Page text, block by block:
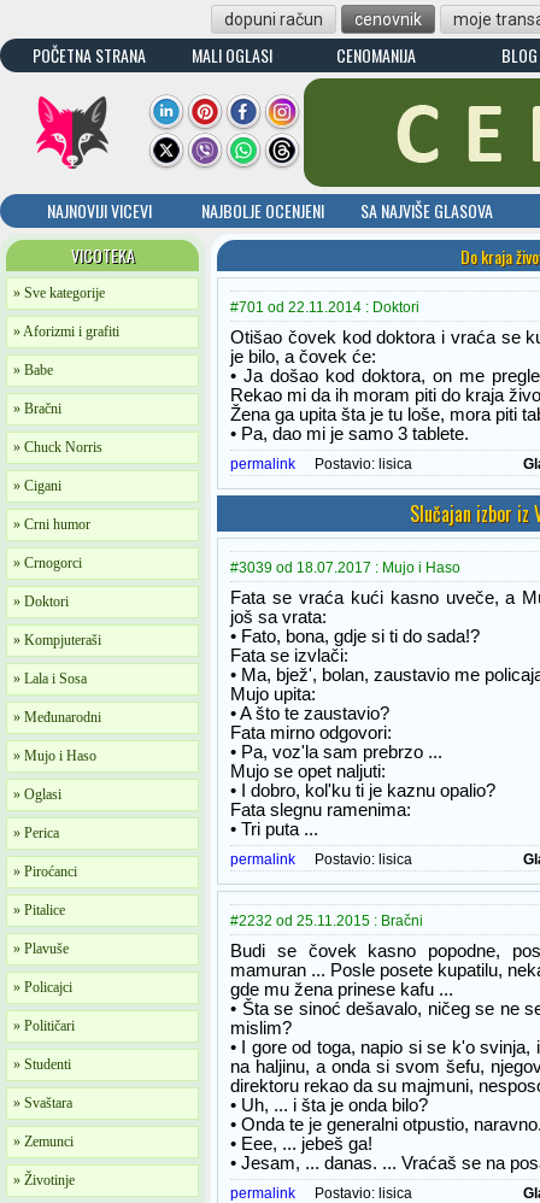
dopuni račun cenovnik moje
POČETNA STRANA MALI OGLASI CENOMANIJA BLOG
NAJNOVIJI VICEVI NAJBOLJE OCENJENI
SA NAJVIŠE GLASOVA
VICOTEKA
» Sve kategorije
» Aforizmi i grafiti
» Babe
» Bračni
» Chuck Norris
» Cigani
» Crni humor
» Crnogorci
» Doktori
» Kompjuteraši
» Lala i Sosa
» Međunarodni
» Mujo i Haso
» Oglasi
» Perica
» Piroćanci
» Pitalice
» Plavuše
» Policajci
» Političari
» Studenti
» Svaštara
» Zemunci
» Životinje
Do kraja
#701 od 22.11.2014 : Doktori
Otišao čovek kod doktora i vraća se
je bilo, a čovek će:
• Ja došao kod doktora, on me
Rekao mi da ih moram piti do kraja
Žena ga upita šta je tu loše, mora piti
• Pa, dao mi je samo 3 tablete.
permalink Postavio: lisica
Slučajan izbor iz
#3039 od 18.07.2017 : Mujo i Haso
Fata se vraća kući kasno uveče, a
još sa vrata:
• Fato, bona, gdje si ti do sada!?
Fata se izvlači:
• Ma, bjež', bolan, zaustavio me
Mujo upita:
• A što te zaustavio?
Fata mirno odgovori:
• Pa, voz'la sam prebrzo ...
Mujo se opet naljuti:
• I dobro, kol'ku ti je kaznu opalio?
Fata slegnu ramenima:
• Tri puta ...
permalink Postavio: lisica
#2232 od 25.11.2015 : Bračni
Budi se čovek kasno popodne,
mamuran ... Posle posete kupatilu,
gde mu žena prinese kafu ...
• Šta se sinoć dešavalo, ničeg se ne
mislim?
• I gore od toga, napio si se k'o
na haljinu, a onda si svom šefu,
direktoru rekao da su majmuni,
• Uh, ... i šta je onda bilo?
• Onda te je generalni otpustio,
• Eee, ... jebeš ga!
• Jesam, ... danas. ... Vraćaš se na
permalink Postavio: lisica